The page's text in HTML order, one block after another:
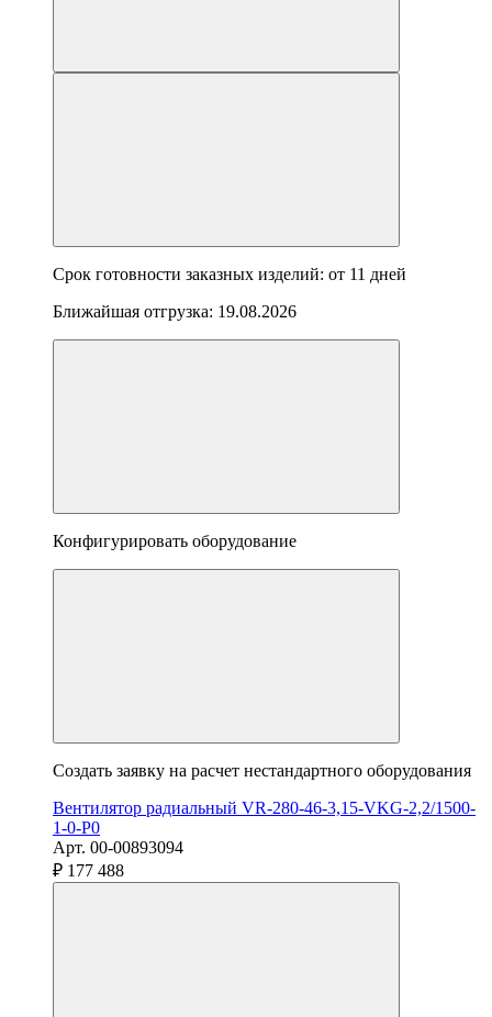
Срок готовности заказных изделий: от 11 дней
Ближайшая отгрузка: 19.08.2026
Конфигурировать оборудование
Создать заявку на расчет нестандартного оборудования
Вентилятор радиальный VR-280-46-3,15-VKG-2,2/1500-
1-0-P0
Арт. 00-00893094
₽ 177 488